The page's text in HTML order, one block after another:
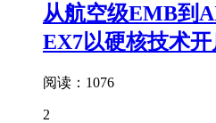
从航空级EMB到
EX7以硬核技术
阅读：1076
2